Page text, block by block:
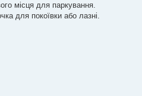
місця для паркування.
для покоївки або лазні.